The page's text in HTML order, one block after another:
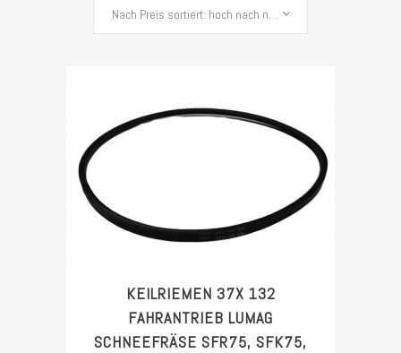
Nach Preis sortiert: hoch nach niedrig
KEILRIEMEN 37X 132
FAHRANTRIEB LUMAG
SCHNEEFRÄSE SFR75, SFK75,